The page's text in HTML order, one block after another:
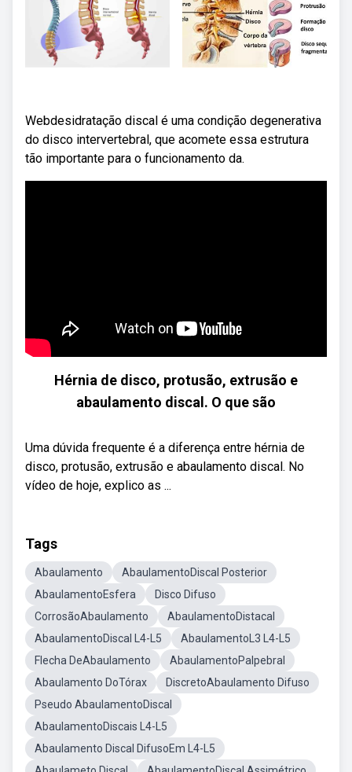
Webdesidratação discal é uma condição degenerativa
do disco intervertebral, que acomete essa estrutura
tão importante para o funcionamento da.
Hérnia de disco, protusão, extrusão e
abaulamento discal. O que são
Uma dúvida frequente é a diferença entre hérnia de
disco, protusão, extrusão e abaulamento discal. No
vídeo de hoje, explico as ...
Tags
Abaulamento
AbaulamentoDiscal Posterior
AbaulamentoEsfera
Disco Difuso
CorrosãoAbaulamento
AbaulamentoDistacal
AbaulamentoDiscal L4-L5
AbaulamentoL3 L4-L5
Flecha DeAbaulamento
AbaulamentoPalpebral
Abaulamento DoTórax
DiscretoAbaulamento Difuso
Pseudo AbaulamentoDiscal
AbaulamentoDiscais L4-L5
Abaulamento Discal DifusoEm L4-L5